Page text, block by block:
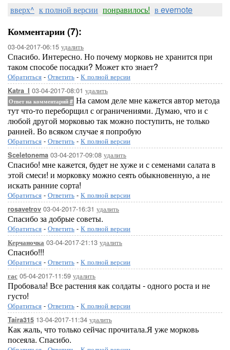
вверх^ к полной версии понравилось! в evernote
Комментарии (7):
03-04-2017-06:15 удалить
Спасибо. Интересно. Но почему морковь не хранится при
таком способе посадки? Может кто знает?
Обратиться - Ответить - К полной версии
Katra_I 03-04-2017-08:01 удалить
Ответ на комментарий # На самом деле мне кажется автор метода
тут что-то переборщил с ограничениями. Думаю, что и с
любой другой морковью так можно поступить, не только
ранней. Во всяком случае я попробую
Обратиться - Ответить - К полной версии
Sceletonema 03-04-2017-09:08 удалить
Спасибо! мне кажется, будет не хуже и с семенами салата в
этой смеси! и морковку можно сеять обыкновенную, а не
искать ранние сорта!
Обратиться - Ответить - К полной версии
rosavetrov 03-04-2017-16:31 удалить
Спасибо за добрые советы.
Обратиться - Ответить - К полной версии
Керчаночка 03-04-2017-21:13 удалить
Спасибо!!!
Обратиться - Ответить - К полной версии
гас 05-04-2017-11:59 удалить
Пробовала! Все растения как солдаты - одного роста и не
густо!
Обратиться - Ответить - К полной версии
Taira315 13-04-2017-11:34 удалить
Как жаль, что только сейчас прочитала.Я уже морковь
посеяла. Спасибо.